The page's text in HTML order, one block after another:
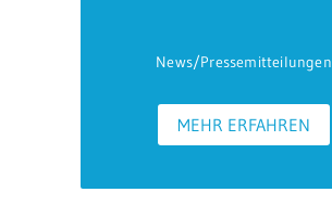
News/Pressemitteilungen
MEHR ERFAHREN